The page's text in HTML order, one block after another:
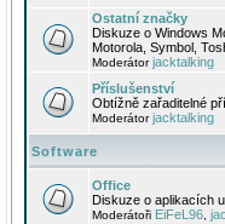
Ostatní značky
Diskuze o Windows
Motorola, Symbol,
Moderátorjacktalking
Příslušenství
Obtížně zařaditelné
Moderátorjacktalking
Software
Office
Diskuze o aplikacích
Moderátoři EiFeL96